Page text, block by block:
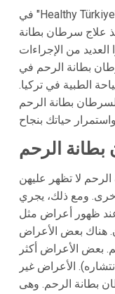
في "Healthy Türkiye"، نعمل بالتعاون مع أطباء متخصصين
علاج سرطان بطانة
العديد من الإجراءات
بطانة الرحم في
الطبية في تركيا.
بطانة الرحم
الرحم
لا تظهر عليهن
ومع ذلك، يجري
ظهور أعراض مثل
هناك بعض الأعراض
بعض الأعراض أكثر
الأعراض غير
بطانة الرحم. وهى